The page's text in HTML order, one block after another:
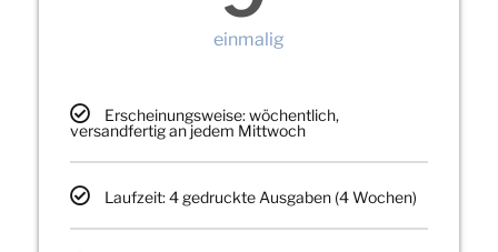
einmalig
Erscheinungsweise: wöchentlich,
versandfertig an jedem Mittwoch
Laufzeit: 4 gedruckte Ausgaben (4 Wochen)